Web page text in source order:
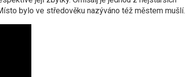
bylo ve středověku nazýváno též městem mušlí.